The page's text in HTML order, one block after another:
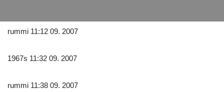
rummi 11:12 09. 2007
1967s 11:32 09. 2007
rummi 11:38 09. 2007